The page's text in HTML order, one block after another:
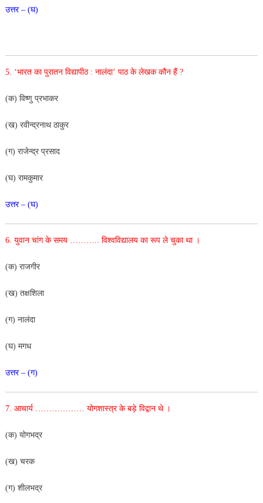
उत्तर – (घ)
5. ‘भारत का पुरातन विद्यापीठ : नालंदा’ पाठ के लेखक कौन हैं ?
(क) विष्णु प्रभाकर
(ख) रवीन्द्रनाथ ठाकुर
(ग) राजेन्द्र प्रसाद
(घ) रामकुमार
उत्तर – (घ)
6. युवान चांग के समय ……….. विश्वविद्यालय का रूप ले चुका था ।
(क) राजगीर
(ख) तक्षशिला
(ग) नालंदा
(घ) मगध
उत्तर – (ग)
7. आचार्य ……………… योगशास्त्र के बड़े विद्वान थे ।
(क) योगभद्र
(ख) चरक
(ग) शीलभद्र